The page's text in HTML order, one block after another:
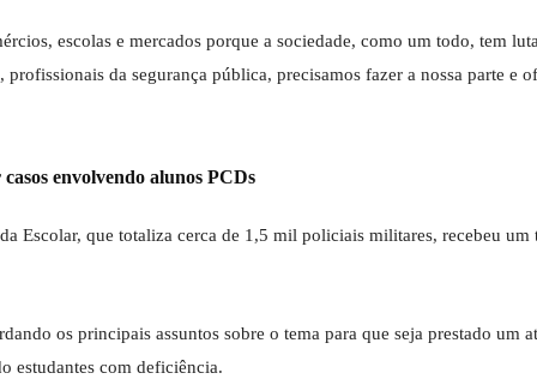
escolas e mercados porque a sociedade, como um todo, tem
da segurança pública, precisamos fazer a nossa parte e
envolvendo alunos PCDs
Escolar, que totaliza cerca de 1,5 mil policiais militares, recebeu um
os principais assuntos sobre o tema para que seja prestado um
estudantes com deficiência.